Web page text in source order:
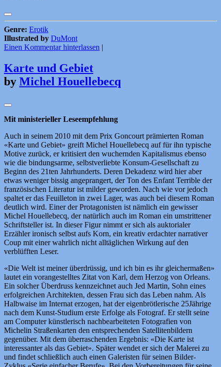
Genre: Erotik
Illustrated by DuMont
Einen Kommentar hinterlassen |
Karte und Gebiet
by Michel Houellebecq
Mit ministerieller Leseempfehlung
Auch in seinem 2010 mit dem Prix Goncourt prämierten Roman
«Karte und Gebiet» greift Michel Houellebecq auf für ihn typische
Motive zurück, er kritisiert den wuchernden Kapitalismus ebenso
wie die bindungsarme, selbstverliebte Konsum-Gesellschaft zu
Beginn des 21ten Jahrhunderts. Deren Dekadenz wird hier aber
etwas weniger bissig angeprangert, der Ton des Enfant Terrible der
französischen Literatur ist milder geworden. Nach wie vor jedoch
spaltet er das Feuilleton in zwei Lager, was auch bei diesem Roman
deutlich wird. Einer der Protagonisten ist nämlich ein gewisser
Michel Houellebecq, der natürlich auch im Roman ein umstrittener
Schriftsteller ist. In dieser Figur nimmt er sich als auktorialer
Erzähler ironisch selbst aufs Korn, ein kreativ erdachter narrativer
Coup mit einer wahrlich nicht alltäglichen Wirkung auf den
verblüfften Leser.
«Die Welt ist meiner überdrüssig, und ich bin es ihr gleichermaßen»
lautet ein vorangestelltes Zitat von Karl, dem Herzog von Orleans.
Ein solcher Überdruss kennzeichnet auch Jed Martin, Sohn eines
erfolgreichen Architekten, dessen Frau sich das Leben nahm. Als
Halbwaise im Internat erzogen, hat der eigenbrötlerische 25Jährige
nach dem Kunst-Studium erste Erfolge als Fotograf. Er stellt seine
am Computer künstlerisch nachbearbeiteten Fotografien von
Michelin Straßenkarten den entsprechenden Satellitenbildern
gegenüber. Mit dem überraschenden Ergebnis: «Die Karte ist
interessanter als das Gebiet». Später wendet er sich der Malerei zu
und findet schließlich auch einen Galeristen für seinen Bilder-